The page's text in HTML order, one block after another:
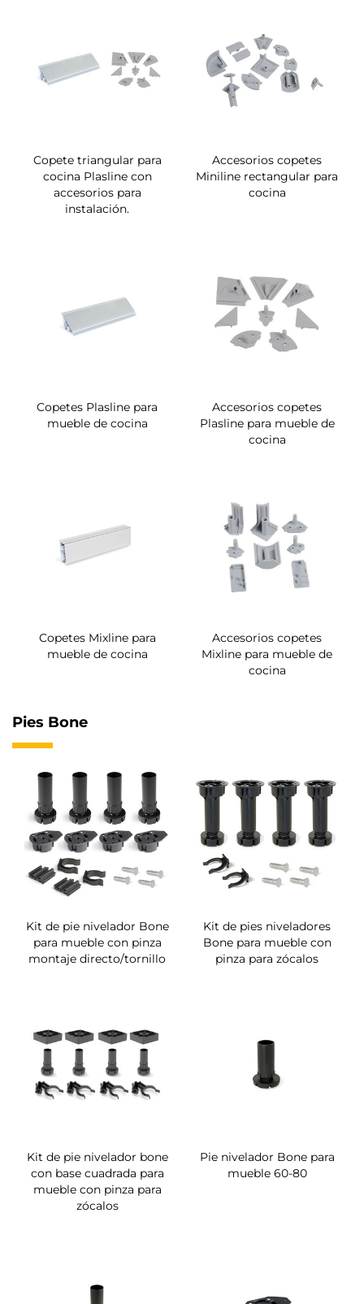
Copete triangular para
cocina Plasline con
accesorios para
instalación.
Accesorios copetes
Miniline rectangular para
cocina
Copetes Plasline para
mueble de cocina
Accesorios copetes
Plasline para mueble de
cocina
Copetes Mixline para
mueble de cocina
Accesorios copetes
Mixline para mueble de
cocina
Pies Bone
Kit de pie nivelador Bone
para mueble con pinza
montaje directo/tornillo
Kit de pies niveladores
Bone para mueble con
pinza para zócalos
Kit de pie nivelador bone
con base cuadrada para
mueble con pinza para
zócalos
Pie nivelador Bone para
mueble 60-80